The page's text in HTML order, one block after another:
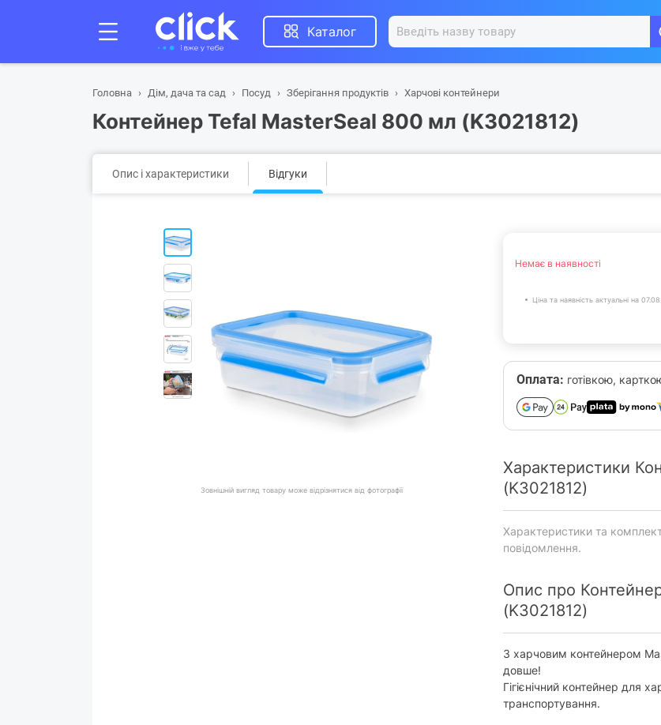
Каталог
Головна Дім, дача та сад Посуд Зберігання продуктів Харчові контейнери
Контейнер Tefal MasterSeal 800 мл (K3021812)
Опис і характеристики Відгуки
Зовнішній вигляд товару може відрізнятися від фотографії
Немає в наявності
Ціна та наявність актуальні на
Оплата: готівкою,
Характеристики
(K3021812)
Характеристики та
повідомлення.
Опис про
(K3021812)
З харчовим контейнером
довше!
Гігієнічний контейнер для
транспортування.